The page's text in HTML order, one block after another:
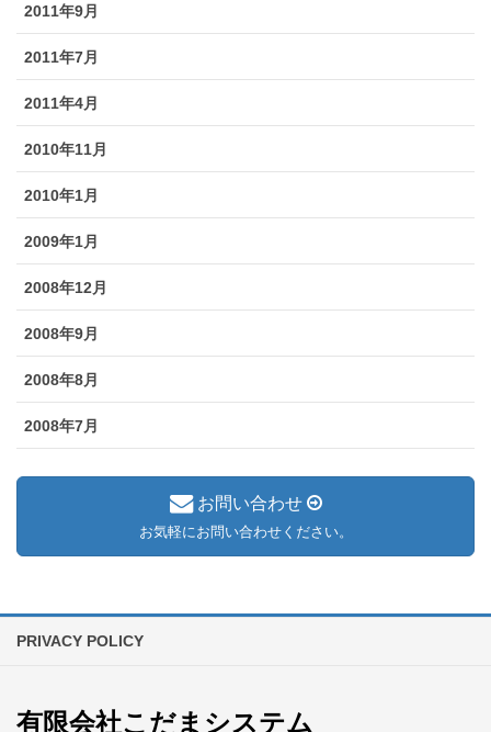
2011年9月
2011年7月
2011年4月
2010年11月
2010年1月
2009年1月
2008年12月
2008年9月
2008年8月
2008年7月
お問い合わせ
お気軽にお問い合わせください。
PRIVACY POLICY
有限会社こだまシステム